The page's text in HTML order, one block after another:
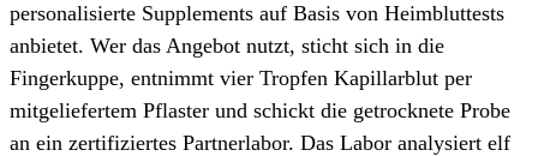
Für Unternehmen
Jetzt downloaden
personalisierte Supplements auf Basis von Heimbluttests
anbietet. Wer das Angebot nutzt, sticht sich in die
Fingerkuppe, entnimmt vier Tropfen Kapillarblut per
mitgeliefertem Pflaster und schickt die getrocknete Probe
an ein zertifiziertes Partnerlabor. Das Labor analysiert elf